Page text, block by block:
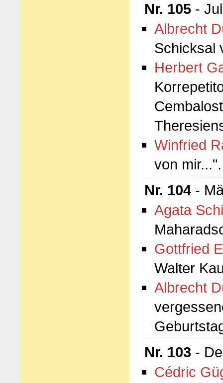
Nr. 105 -
Albrecht
Schicksal
Herbert
Winfried
von
Nr. 104 -
Agata
Gottfried
Walter
Albrecht
Nr. 103 -
Cédric